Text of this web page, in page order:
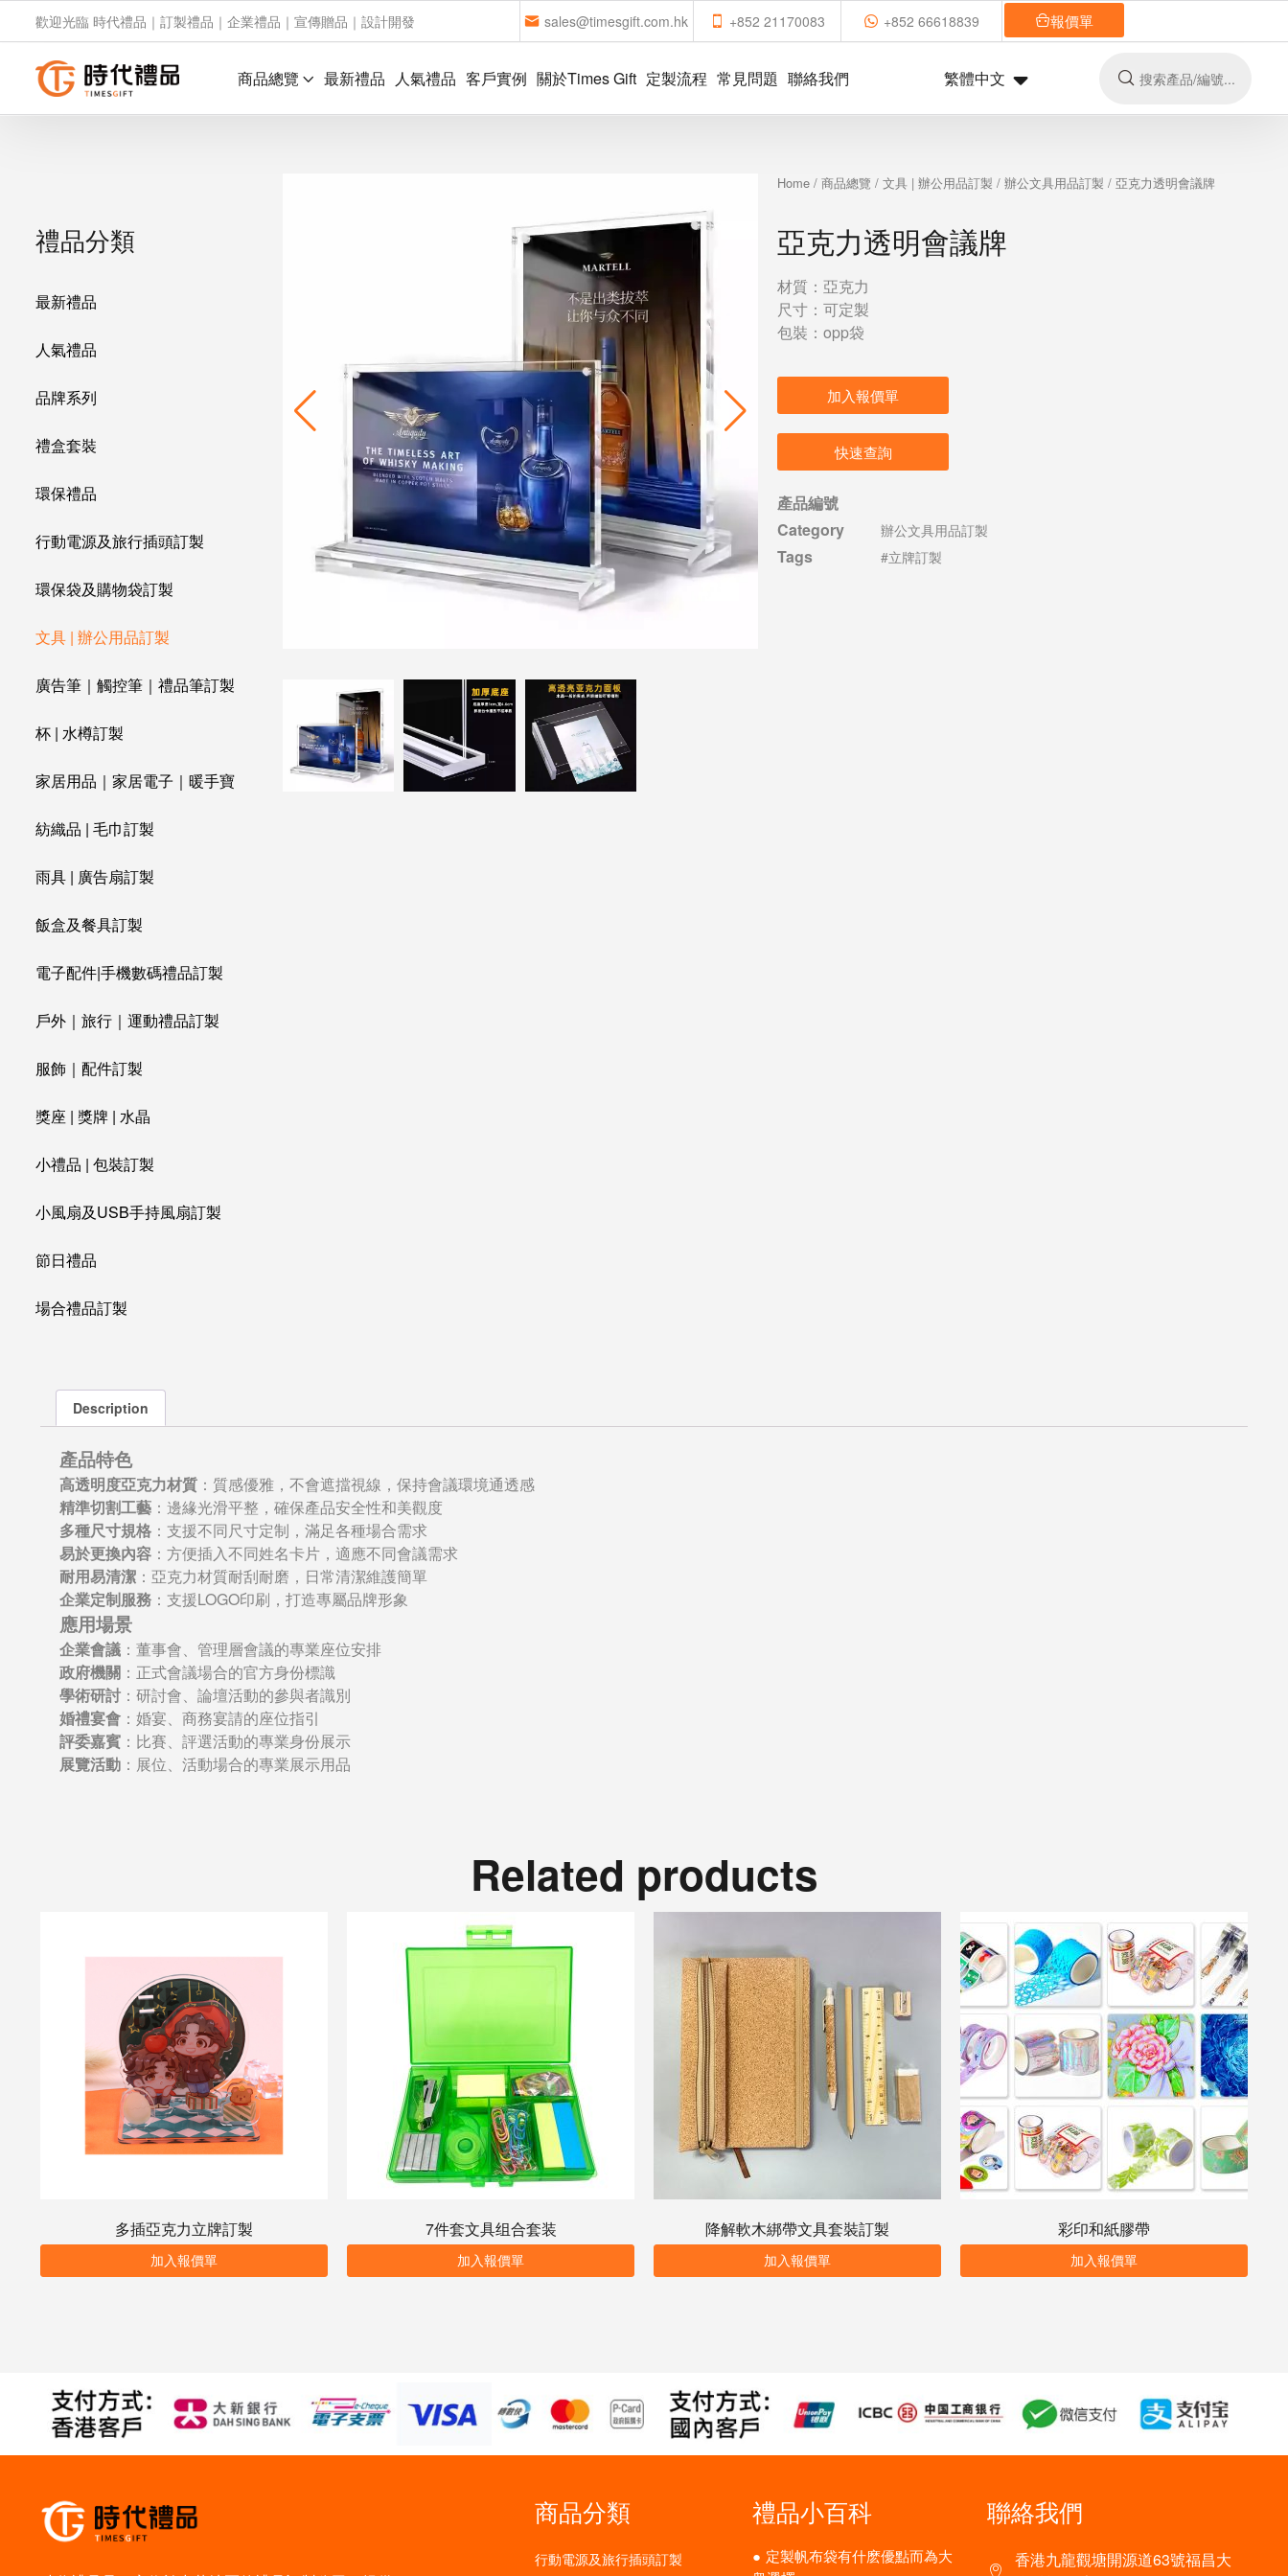
歡迎光臨 時代禮品｜訂製禮品｜企業禮品｜宣傳贈品｜設計開發 sales@timesgift.com.hk +852 21170083 +852 66618839 報價單
商品總覽 最新禮品 人氣禮品 客戶實例 關於Times Gift 定製流程 常見問題 聯絡我們 繁體中文
禮品分類
最新禮品
人氣禮品
品牌系列
禮盒套裝
環保禮品
行動電源及旅行插頭訂製
環保袋及購物袋訂製
文具 | 辦公用品訂製
廣告筆｜觸控筆｜禮品筆訂製
杯 | 水樽訂製
家居用品｜家居電子｜暖手寶
紡織品 | 毛巾訂製
雨具 | 廣告扇訂製
飯盒及餐具訂製
電子配件|手機數碼禮品訂製
戶外｜旅行｜運動禮品訂製
服飾｜配件訂製
獎座 | 獎牌 | 水晶
小禮品 | 包裝訂製
小風扇及USB手持風扇訂製
節日禮品
場合禮品訂製
Home /商品總覽 /文具 | 辦公用品訂製 /辦公文具用品訂製 / 亞克力透明會議牌
亞克力透明會議牌
材質：亞克力
尺寸：可定製
包裝：opp袋
加入報價單
快速查詢
產品編號
Category
辦公文具用品訂製
Tags #立牌訂製
Description
產品特色
高透明度亞克力材質 ：質感優雅，不會遮擋視線，保持會議環境通透感
精準切割工藝 ：邊緣光滑平整，確保產品安全性和美觀度
多種尺寸規格 ：支援不同尺寸定制，滿足各種場合需求
易於更換內容 ：方便插入不同姓名卡片，適應不同會議需求
耐用易清潔 ：亞克力材質耐刮耐磨，日常清潔維護簡單
企業定制服務 ：支援LOGO印刷，打造專屬品牌形象
應用場景
企業會議 ：董事會、管理層會議的專業座位安排
政府機關 ：正式會議場合的官方身份標識
學術研討 ：研討會、論壇活動的參與者識別
婚禮宴會 ：婚宴、商務宴請的座位指引
評委嘉賓 ：比賽、評選活動的專業身份展示
展覽活動 ：展位、活動場合的專業展示用品
Related products
多插亞克力立牌訂製
加入報價單
7件套文具组合套装
加入報價單
降解軟木綁帶文具套裝訂製
加入報價單
彩印和紙膠帶
加入報價單
商品分類
行動電源及旅行插頭訂製
禮品小百科
定製帆布袋有什麽優點而為大
聯絡我們
香港九龍觀塘開源道63號福昌大